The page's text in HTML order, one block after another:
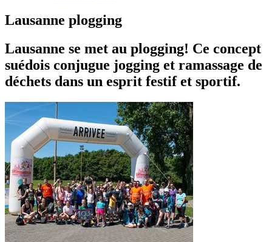
Lausanne plogging
Lausanne se met au plogging! Ce concept
suédois conjugue jogging et ramassage de
déchets dans un esprit festif et sportif.